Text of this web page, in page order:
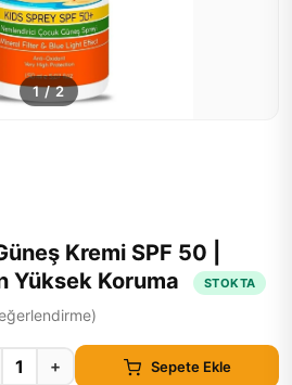
1/2
Kremi SPF 50 |
Yüksek Koruma
STOKTA
+ Sepete Ekle